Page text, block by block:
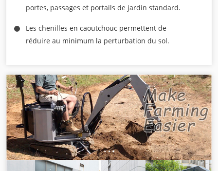
portes, passages et portails de jardin standard.
Les chenilles en caoutchouc permettent de
réduire au minimum la perturbation du sol.